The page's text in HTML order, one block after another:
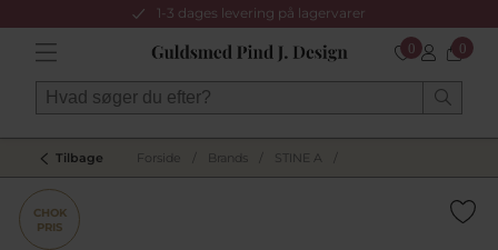
1-3 dages levering på lagervarer
0 0
Tilbage Forside Brands STINE A
CHOK
PRIS